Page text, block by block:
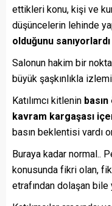
ettikleri konu, kişi ve
düşüncelerin lehinde
olduğunu sanıyorlardı
Salonun hakim bir
büyük şaşkınlıkla
Katılımcı kitlenin
kavram kargaşası
basın beklentisi vardı
Buraya kadar normal..
konusunda fikri olan,
etrafından dolaşan bile